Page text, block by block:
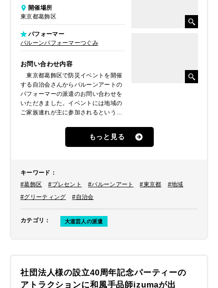
開催場所
東京都葛飾区
パフォーマー
バルーンパフォーマーつぐみ
お問い合わせ内容
東京都葛飾区で防災イベントを開催
する自治会さんからバルーンアートの
パフォーマーの派遣のお問い合わせを
いただきました。イベントには地域の
ご家族連れが主に参加されるというこ
レゼントしてほしい、グリーティング
のご依頼を頂戴しました。そこで、バ
ルーンアート全国大会でも優秀な成績
んから満場一致をいただき、派遣させ
ていただくこととなりました。
もっと見る
キーワード ：
#葛飾区
#プレセント #バルーンアート #東京都
#地域
#グリーティング
#自治会
カテゴリ ： 大道芸人の派遣
社団法人様の設立40周年記念パーティーの
アトラクションに和風手品師izumaが出